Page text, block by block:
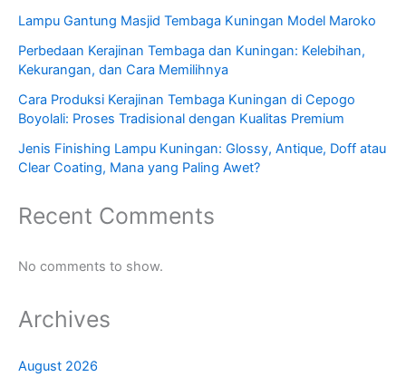
Lampu Gantung Masjid Tembaga Kuningan Model Maroko
Perbedaan Kerajinan Tembaga dan Kuningan: Kelebihan,
Kekurangan, dan Cara Memilihnya
Cara Produksi Kerajinan Tembaga Kuningan di Cepogo
Boyolali: Proses Tradisional dengan Kualitas Premium
Jenis Finishing Lampu Kuningan: Glossy, Antique, Doff atau
Clear Coating, Mana yang Paling Awet?
Recent Comments
No comments to show.
Archives
August 2026